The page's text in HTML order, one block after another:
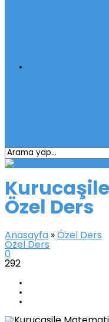
Özel Ders
Anasayfa » Özel Ders
Özel Ders
0
292